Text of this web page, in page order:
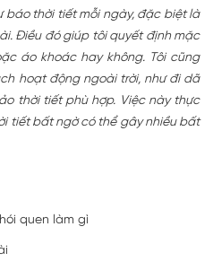
báo thời tiết mỗi ngày, đặc biệt là
Điều đó giúp tôi quyết định mặc
áo khoác hay không. Tôi cũng
hoạt động ngoài trời, như đi dã
thời tiết phù hợp. Việc này thực
tiết bất ngờ có thể gây nhiều bất
quen làm gì